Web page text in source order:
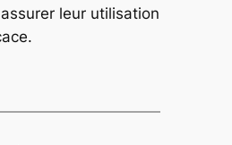
leur utilisation